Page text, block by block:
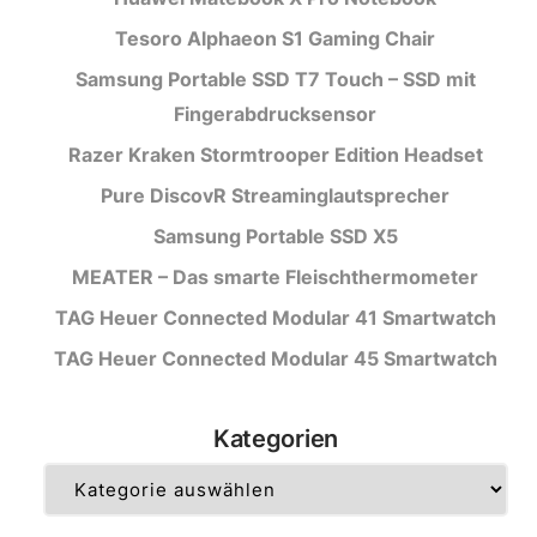
Tesoro Alphaeon S1 Gaming Chair
Samsung Portable SSD T7 Touch – SSD mit
Fingerabdrucksensor
Razer Kraken Stormtrooper Edition Headset
Pure DiscovR Streaminglautsprecher
Samsung Portable SSD X5
MEATER – Das smarte Fleischthermometer
TAG Heuer Connected Modular 41 Smartwatch
TAG Heuer Connected Modular 45 Smartwatch
Kategorien